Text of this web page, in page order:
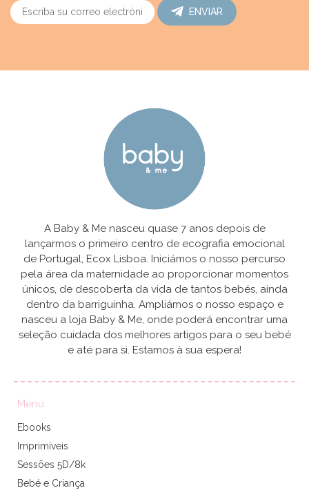
ENVIAR
A Baby & Me nasceu quase 7 anos depois de
lançarmos o primeiro centro de ecografia emocional
de Portugal, Ecox Lisboa. Iniciámos o nosso percurso
pela área da maternidade ao proporcionar momentos
únicos, de descoberta da vida de tantos bebés, ainda
dentro da barriguinha. Ampliámos o nosso espaço e
nasceu a loja Baby & Me, onde poderá encontrar uma
seleção cuidada dos melhores artigos para o seu bebé
e até para si. Estamos à sua espera!
Menú
Ebooks
Imprimíveis
Sessões 5D/8k
Bebé e Criança